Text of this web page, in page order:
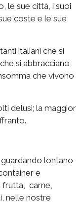
le sue città, i suoi
coste e le sue
italiani che si
si abbracciano,
che vivono
delusi; la maggior
lontano
e
carne,
nelle nostre